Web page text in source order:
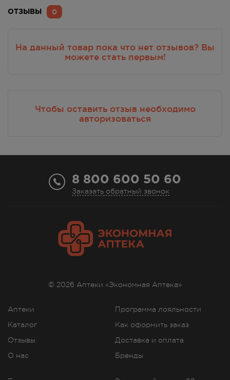
0
ОТЗЫВЫ
Чтобы оставить отзыв необходимо
авторизоваться
На данный товар пока что нет отзывов? Вы
можете стать первым!
8 800 600 50 60
Заказать обратный звонок
Аптеки
Каталог
Отзывы
О нас
Программа лояльности
Как оформить заказ
Доставка и оплата
Бренды
© 2026 Аптеки «Экономная Аптека»